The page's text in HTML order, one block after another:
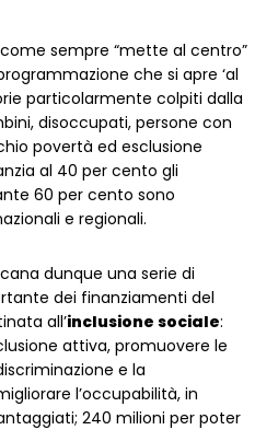
sempre “mette al centro”
che si apre ‘al
particolarmente colpiti dalla
disoccupati, persone con
povertà ed esclusione
al 40 per cento gli
60 per cento sono
e regionali.
dunque una serie di
dei finanziamenti del
all’inclusione sociale:
attiva, promuovere le
e la
l’occupabilità, in
240 milioni per poter